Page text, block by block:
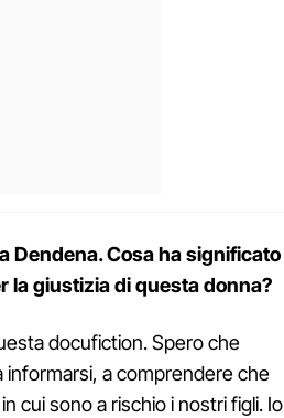
Dendena. Cosa ha significato
la giustizia di questa donna?
docufiction. Spero che
informarsi, a comprendere che
cui sono a rischio i nostri figli. Io